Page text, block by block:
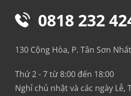
0818 232
130 Cộng Hòa, P. Tân Sơn
Thứ 2 - 7 từ 8:00 đến 18:00
Nghỉ chủ nhật và các ngày Lễ,